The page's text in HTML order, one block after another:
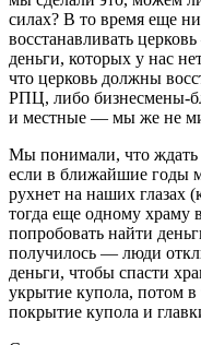
силах? В то время еще
восстанавливать
деньги, которых у нас
что церковь должны
РПЦ, либо бизнесмены-
и местные — мы же не
Мы понимали, что
если в ближайшие годы
рухнет на наших глазах
тогда еще одному
попробовать найти
получилось — люди
деньги, чтобы спасти
укрытие купола, потом в
покрытие купола и